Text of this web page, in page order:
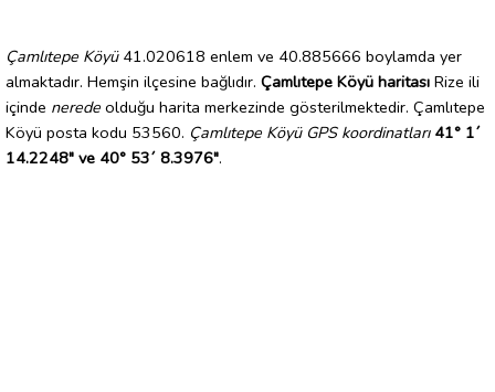
Çamlıtepe Köyü41.020618 enlem ve 40.885666 boylamda yer
almaktadır. Hemşin ilçesine bağlıdır. Çamlıtepe Köyü haritası Rize ili
içinde nerede olduğu harita merkezinde gösterilmektedir. Çamlıtepe
Köyü posta kodu 53560. Çamlıtepe Köyü GPS koordinatları 41° 1´
14.2248" ve 40° 53´ 8.3976".